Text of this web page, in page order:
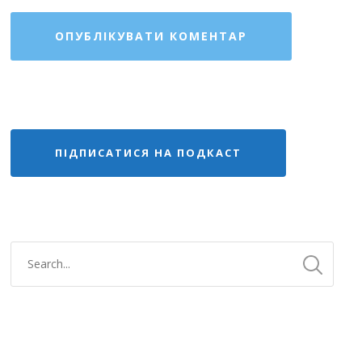
ПІДПИСАТИСЯ НА ПОДКАСТ